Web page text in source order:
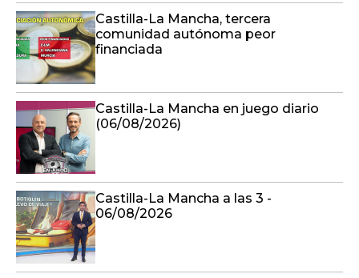
Castilla-La Mancha, tercera
comunidad autónoma peor
financiada
Castilla-La Mancha en juego diario
(06/08/2026)
Castilla-La Mancha a las 3 -
06/08/2026